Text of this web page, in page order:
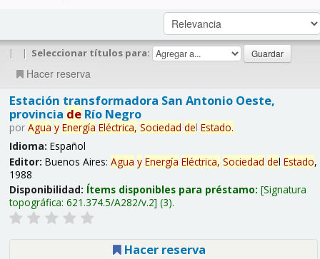
| | Seleccionar títulos para:
Hacer reserva
Estación transformadora San Antonio Oeste,
provincia deRío Negro
por Agua y Energía Eléctrica, Sociedad del Estado.
Idioma: Español
Editor: Buenos Aires: Agua y Energía Eléctrica, Sociedad del Estado,
1988
Disponibilidad: Ítems disponibles para préstamo: Signatura
topográfica: 621.374.5/A282/v.2 (3).
Hacer reserva